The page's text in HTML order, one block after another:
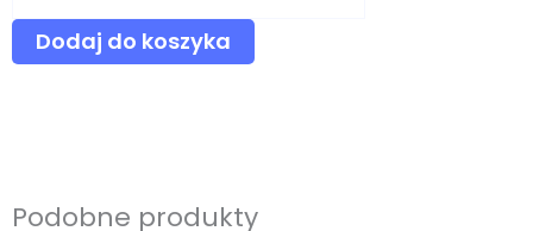
AI
dla
webinarowy
Dodaj do koszyka
Podobne produkty